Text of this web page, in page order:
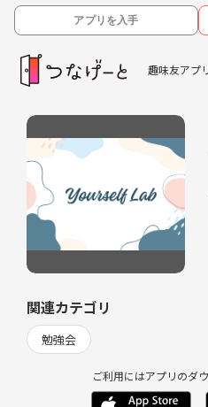
アプリを入手
趣味友アプ
関連カテゴリ
勉強会
ご利用にはアプリのダ